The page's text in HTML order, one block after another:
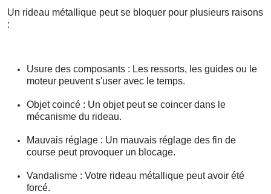
Un rideau métallique peut se bloquer pour plusieurs raisons
:
Usure des composants : Les ressorts, les guides ou le
moteur peuvent s'user avec le temps.
Objet coincé : Un objet peut se coincer dans le
mécanisme du rideau.
Mauvais réglage : Un mauvais réglage des fin de
course peut provoquer un blocage.
Vandalisme : Votre rideau métallique peut avoir été
forcé.